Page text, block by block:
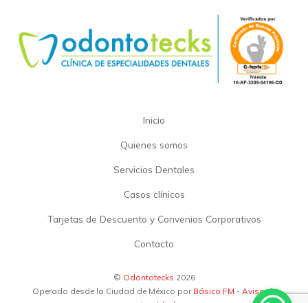
Inicio
Quienes somos
Servicios Dentales
Casos clínicos
Tarjetas de Descuento y Convenios Corporativos
Contacto
© Odontotecks 2026
Operado desde la Ciudad de México por Básico FM - Aviso de